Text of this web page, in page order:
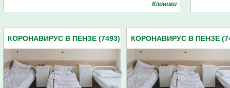
Клиники
КОРОНАВИРУС В ПЕНЗЕ (7493) КОРОНАВИРУС В ПЕНЗЕ